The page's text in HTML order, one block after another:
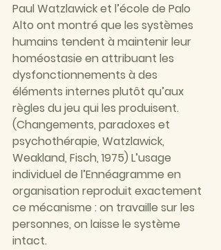
Paul Watzlawick et l’école de Palo
Alto ont montré que les systèmes
humains tendent à maintenir leur
homéostasie en attribuant les
dysfonctionnements à des
éléments internes plutôt qu’aux
règles du jeu qui les produisent.
(Changements, paradoxes et
psychothérapie, Watzlawick,
Weakland, Fisch, 1975) L’usage
individuel de l’Ennéagramme en
organisation reproduit exactement
ce mécanisme : on travaille sur les
personnes, on laisse le système
intact.